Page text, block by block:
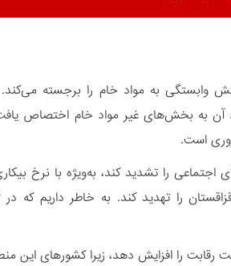
مستقیم خارجی جذب کرد، اما تنها ۱۰ درصد آن به بخش‌های غیر
است.
را افزایش دهد، زیرا کشورهای این